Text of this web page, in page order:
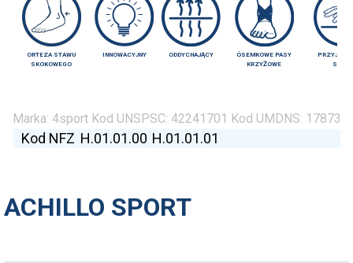
ORTEZA STAWU
SKOKOWEGO
INNOWACYJNY ODDYCHAJĄCY
ÓSEMKOWE PASY
KRZYŻOWE
SKÓRY
Marka: 4sport Kod UNSPSC: 42241701 Kod UMDNS: 17873
Kod NFZ H.01.01.00 H.01.01.01
ACHILLO SPORT